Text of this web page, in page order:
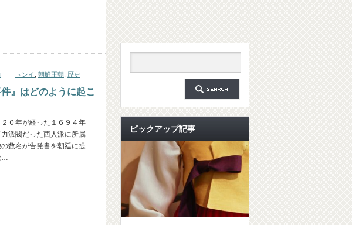
トンイ 朝鮮王朝 歴史
』はどのように起こ
０年が経った１６９４年
派閥だった西人派に所属
数名が告発書を朝廷に提
…
ピックアップ記事